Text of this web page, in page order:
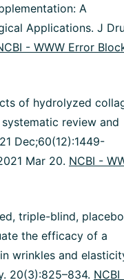
A
Applications. J
- WWW Error
of hydrolyzed
review and
Dec;60(12):1449-
Mar 20. NCBI -
triple-blind,
the efficacy of a
wrinkles and
20(3):825–834. NCBI